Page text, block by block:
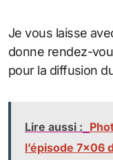
Je vous laisse
donne rendez-
pour la diffusion
Lire aussi :
l’épisode 7×06